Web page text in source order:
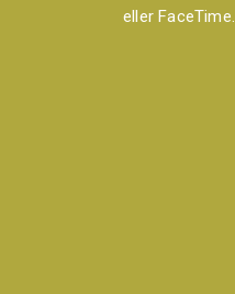
eller FaceTime.